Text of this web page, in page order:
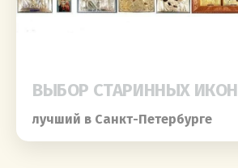
ВЫБОР СТАРИННЫХ ИКОН
лучший в Санкт-Петербурге